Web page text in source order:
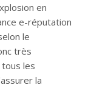
en
e-réputation
le
très
tous les
la